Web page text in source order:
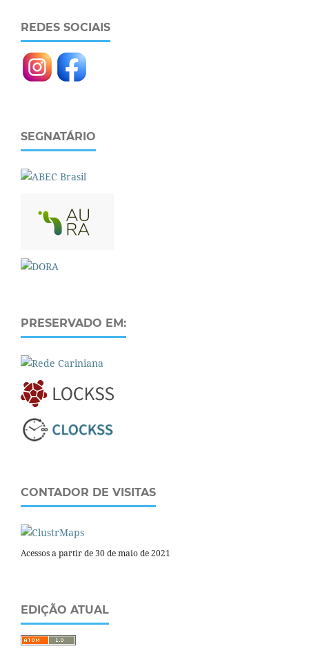
REDES SOCIAIS
SEGNATÁRIO
PRESERVADO EM:
CONTADOR DE VISITAS
Acessos a partir de 30 de maio de 2021
EDIÇÃO ATUAL